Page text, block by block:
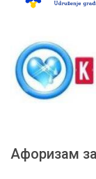
Афоризам